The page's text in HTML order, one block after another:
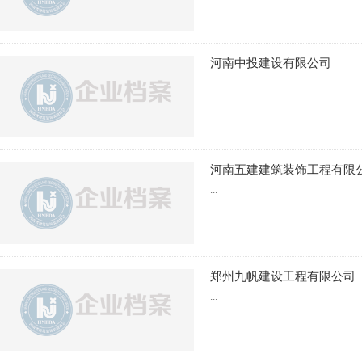
河南中投建设有限公司
...
河南五建建筑装饰工程有限
...
郑州九帆建设工程有限公司
...